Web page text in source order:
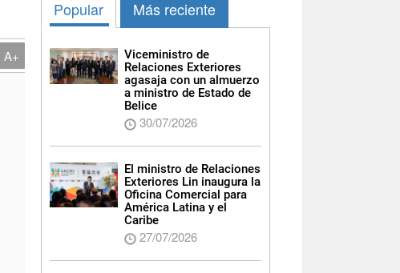
A+
Popular Más reciente
Viceministro de
Relaciones Exteriores
agasaja con un almuerzo
a ministro de Estado de
Belice
30/07/2026
El ministro de Relaciones
Exteriores Lin inaugura la
Oficina Comercial para
América Latina y el
Caribe
27/07/2026